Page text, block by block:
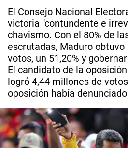
El Consejo Nacional
victoria "contundente e
chavismo. Con el 80% de
escrutadas, Maduro obtuvo
votos, un 51,20% y
El candidato de la
logró 4,44 millones de
oposición había